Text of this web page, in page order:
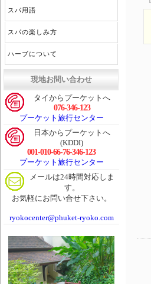
スパ用語
スパの楽しみ方
ハーブについて
現地お問い合わせ
タイからプーケットへ
076-346-123
プーケット旅行センター
日本からプーケットへ
(KDDI)
001-010-66-76-346-123
プーケット旅行センター
メールは24時間対応しま
す。
お気軽にお問い合せ下さい。
ryokocenter@phuket-ryoko.com